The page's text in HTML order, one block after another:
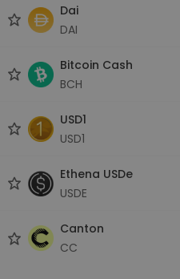
Dai
DAI
Bitcoin Cash
BCH
USD1
USD1
Ethena USDe
USDE
Canton
CC